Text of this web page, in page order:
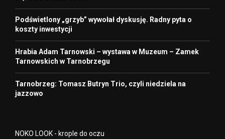
Podświetlony „grzyb” wywołał dyskusję. Radny pyta o
koszty inwestycji
Hrabia Adam Tarnowski – wystawa w Muzeum – Zamek
Tarnowskich w Tarnobrzegu
Tarnobrzeg: Tomasz Butryn Trio, czyli niedziela na
jazzowo
NOKO LOOK - krople do oczu